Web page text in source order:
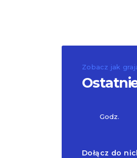
Zobacz jak
Godz.
Dołącz do